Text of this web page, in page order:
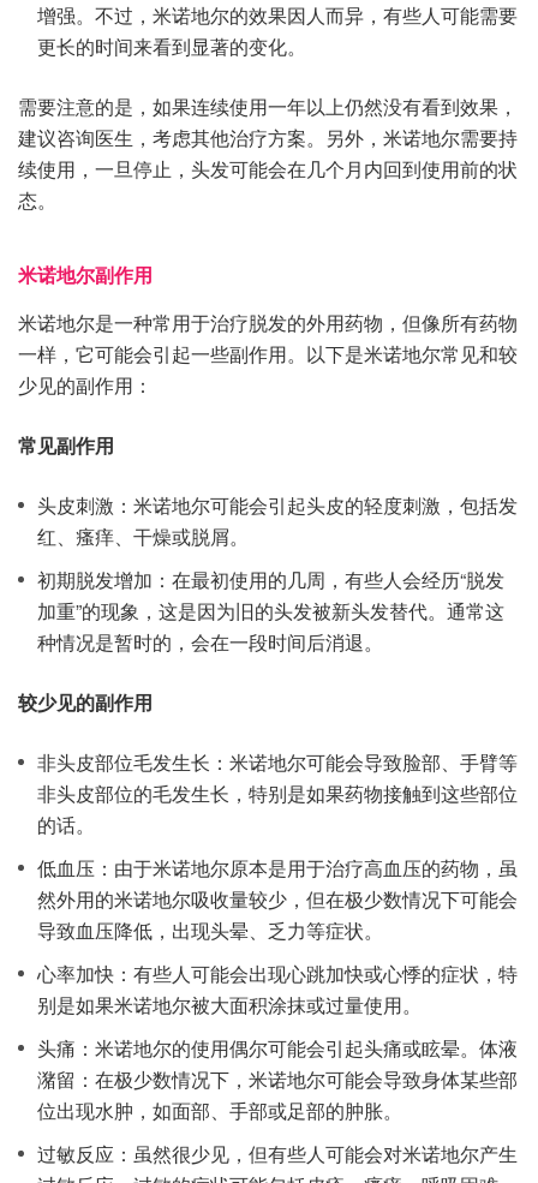
增强。不过，米诺地尔的效果因人而异，有些人可能需要
更长的时间来看到显著的变化。
需要注意的是，如果连续使用一年以上仍然没有看到效果，
建议咨询医生，考虑其他治疗方案。另外，米诺地尔需要持
续使用，一旦停止，头发可能会在几个月内回到使用前的状
态。
米诺地尔副作用
米诺地尔是一种常用于治疗脱发的外用药物，但像所有药物
一样，它可能会引起一些副作用。以下是米诺地尔常见和较
少见的副作用：
常见副作用
头皮刺激：米诺地尔可能会引起头皮的轻度刺激，包括发
红、瘙痒、干燥或脱屑。
初期脱发增加：在最初使用的几周，有些人会经历“脱发
加重”的现象，这是因为旧的头发被新头发替代。通常这
种情况是暂时的，会在一段时间后消退。
较少见的副作用
非头皮部位毛发生长：米诺地尔可能会导致脸部、手臂等
非头皮部位的毛发生长，特别是如果药物接触到这些部位
的话。
低血压：由于米诺地尔原本是用于治疗高血压的药物，虽
然外用的米诺地尔吸收量较少，但在极少数情况下可能会
导致血压降低，出现头晕、乏力等症状。
心率加快：有些人可能会出现心跳加快或心悸的症状，特
别是如果米诺地尔被大面积涂抹或过量使用。
头痛：米诺地尔的使用偶尔可能会引起头痛或眩晕。 体液
潴留：在极少数情况下，米诺地尔可能会导致身体某些部
位出现水肿，如面部、手部或足部的肿胀。
过敏反应：虽然很少见，但有些人可能会对米诺地尔产生